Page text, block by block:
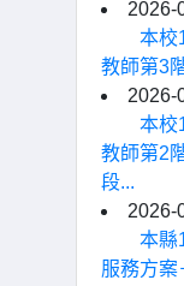
2026-
本校
教師第3
2026-
本校
教師第2
段...
2026-
本縣
服務方案